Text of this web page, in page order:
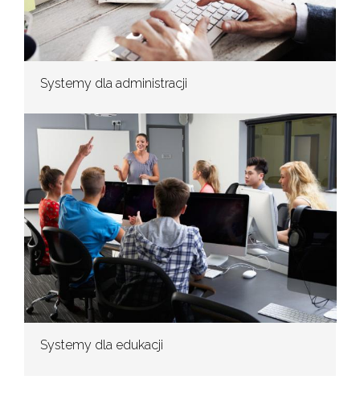
Systemy dla administracji
Systemy dla edukacji